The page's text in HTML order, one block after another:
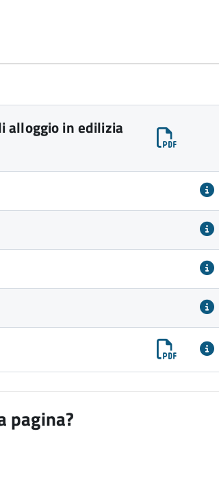
alloggio in edilizia
pagina?